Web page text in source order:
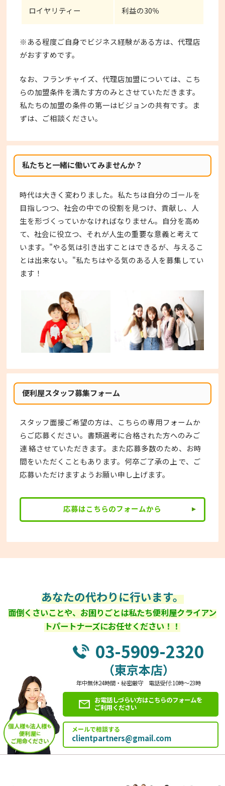
ロイヤリティー 利益の30％
※ある程度ご自身でビジネス経験がある方は、代理店
がおすすめです。
なお、フランチャイズ、代理店加盟については、こち
らの加盟条件を満たす方のみとさせていただきます。
私たちの加盟の条件の第一はビジョンの共有です。ま
ずは、ご相談ください。
私たちと一緒に働いてみませんか？
時代は大きく変わりました。私たちは自分のゴールを
目指しつつ、社会の中での役割を見つけ、貢献し、人
生を形づくっていかなければなりません。自分を高め
て、社会に役立つ、それが人生の重要な意義と考えて
います。"やる気は引き出すことはできるが、与えるこ
とは出来ない。"私たちはやる気のある人を募集してい
ます！
便利屋スタッフ募集フォーム
スタッフ面接ご希望の方は、こちらの専用フォームか
らご応募ください。書類選考に合格された方へのみご
連 絡させていただきます。また応募多数のため、お時
間をいただくこともあります。何卒ご了承の上 で、ご
応募いただけますようお願い申し上げます。
応募はこちらのフォームから
あなたの代わりに行います。
面倒くさいことや、お困りごとは私たち便利屋クライアン
トパートナーズにお任せください！！
03-5909-2320
（東京本店）
年中無休24時間・秘密厳守 電話受付:10時～23時
お電話しづらい方はこちらのフォームを
ご利用ください
メールで相談する
clientpartners@gmail.com